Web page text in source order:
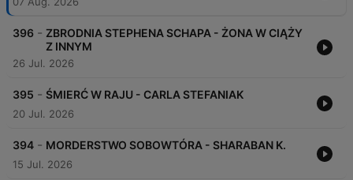
396 - ZBRODNIA STEPHENA SCHAPA - ŻONA W CIĄŻY
Z INNYM
26 Jul. 2026
395 - ŚMIERĆ W RAJU - CARLA STEFANIAK
20 Jul. 2026
394 - MORDERSTWO SOBOWTÓRA - SHARABAN K.
15 Jul. 2026